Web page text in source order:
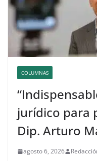
COLUMNAS
jurídico para
Dip. Arturo
agosto 6, 2026